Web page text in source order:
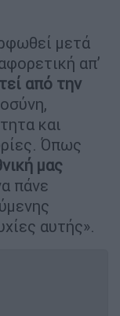
μετά
απ’
από την
και
Όπως
μας
πάνε
αυτής».